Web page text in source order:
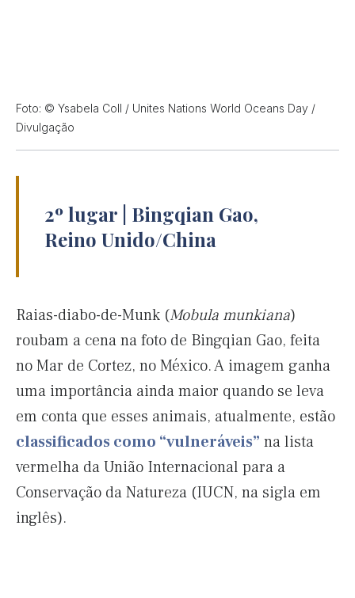
Foto: © Ysabela Coll / Unites Nations World Oceans Day /
Divulgação
2º lugar | Bingqian Gao,
Reino Unido/China
Raias-diabo-de-Munk (Mobula munkiana)
roubam a cena na foto de Bingqian Gao, feita
no Mar de Cortez, no México. A imagem ganha
uma importância ainda maior quando se leva
em conta que esses animais, atualmente, estão
classificados como “vulneráveis” na lista
vermelha da União Internacional para a
Conservação da Natureza (IUCN, na sigla em
inglês).